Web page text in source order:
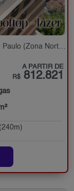
3 quartos - 62 a 80 m²
A PARTIR DE
R$ 812.821